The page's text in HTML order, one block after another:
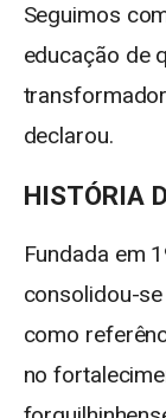
Seguimos
educação de
declarou.
HISTÓRIA
Fundada em
consolidou-
como
no